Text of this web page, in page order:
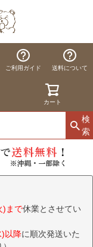
ご利用ガイド 送料について
カート
検
索
)まで休業とさせてい
以降に順次発送いた